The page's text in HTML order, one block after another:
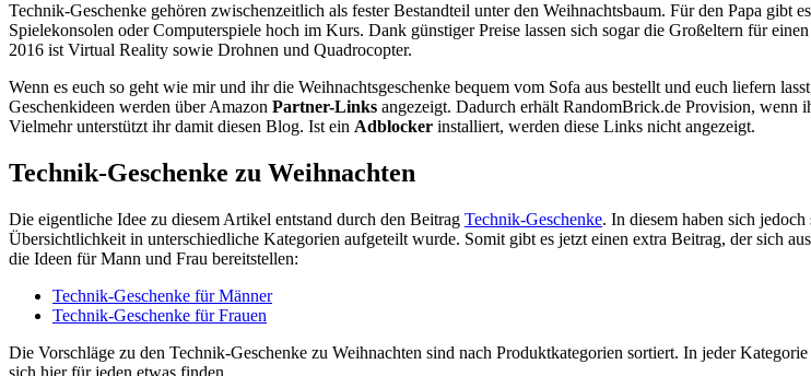
Technik-Geschenke gehören zwischenzeitlich als fester Bestandteil unter den Weihnachtsbaum. Für den Papa gibt
Spielekonsolen oder Computerspiele hoch im Kurs. Dank günstiger Preise lassen sich sogar die Großeltern für
2016 ist Virtual Reality sowie Drohnen und Quadrocopter.
Wenn es euch so geht wie mir und ihr die Weihnachtsgeschenke bequem vom Sofa aus bestellt und euch liefern
Geschenkideen werden über Amazon Partner-Links angezeigt. Dadurch erhält RandomBrick.de Provision, wenn
Vielmehr unterstützt ihr damit diesen Blog. Ist ein Adblocker installiert, werden diese Links nicht angezeigt.
Technik-Geschenke zu Weihnachten
Die eigentliche Idee zu diesem Artikel entstand durch den Beitrag Technik-Geschenke. In diesem haben sich
Übersichtlichkeit in unterschiedliche Kategorien aufgeteilt wurde. Somit gibt es jetzt einen extra Beitrag, der sich
die Ideen für Mann und Frau bereitstellen:
Technik-Geschenke für Männer
Technik-Geschenke für Frauen
Die Vorschläge zu den Technik-Geschenke zu Weihnachten sind nach Produktkategorien sortiert. In jeder
sich hier für jeden etwas finden.